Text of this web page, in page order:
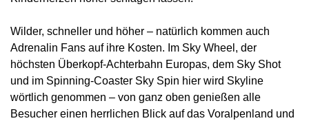
Wilder, schneller und höher – natürlich kommen auch
Adrenalin Fans auf ihre Kosten. Im Sky Wheel, der
höchsten Überkopf-Achterbahn Europas, dem Sky Shot
und im Spinning-Coaster Sky Spin hier wird Skyline
wörtlich genommen – von ganz oben genießen alle
Besucher einen herrlichen Blick auf das Voralpenland und